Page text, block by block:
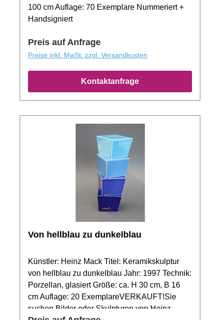
100 cm Auflage: 70 Exemplare Nummeriert +
Handsigniert
Preis auf Anfrage
Preise inkl. MwSt. zzgl. Versandkosten
Kontaktanfrage
Von hellblau zu dunkelblau
Künstler: Heinz Mack Titel: Keramikskulptur
von hellblau zu dunkelblau Jahr: 1997 Technik:
Porzellan, glasiert Größe: ca. H 30 cm, B 16
cm Auflage: 20 ExemplareVERKAUFT!Sie
suchen Bilder oder Skulpturen von Heinz